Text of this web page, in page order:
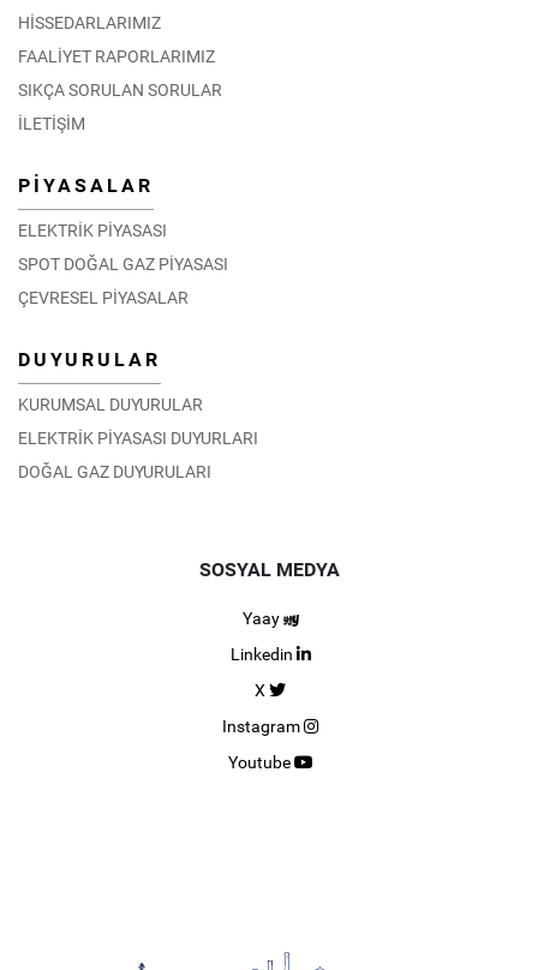
HİSSEDARLARIMIZ
FAALİYET RAPORLARIMIZ
SIKÇA SORULAN SORULAR
İLETİŞİM
PİYASALAR
ELEKTRİK PİYASASI
SPOT DOĞAL GAZ PİYASASI
ÇEVRESEL PİYASALAR
DUYURULAR
KURUMSAL DUYURULAR
ELEKTRİK PİYASASI DUYURLARI
DOĞAL GAZ DUYURULARI
SOSYAL MEDYA
Yaay
Linkedin
X
Instagram
Youtube